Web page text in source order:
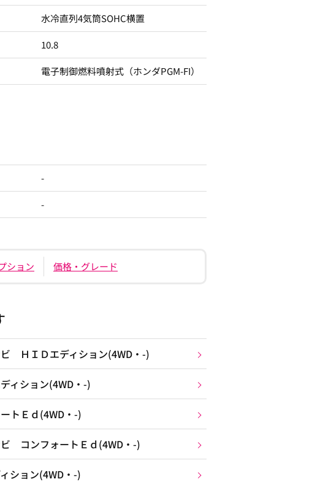
水冷直列4気筒SOHC横置
10.8
電子制御燃料噴射式（ホンダPGM-FI）
-
-
ション 価格・グレード
ＨＩＤエディション(4WD・-)
ィション(4WD・-)
トＥｄ(4WD・-)
コンフォートＥｄ(4WD・-)
ション(4WD・-)